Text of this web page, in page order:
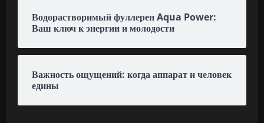
Водорастворимый фуллерен Aqua Power:
Ваш ключ к энергии и молодости
Важность ощущений: когда аппарат и человек
едины